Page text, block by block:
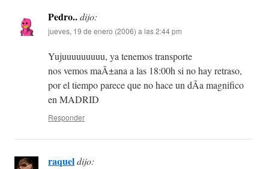
Pedro..dijo:
jueves, 19 de enero (2006) a las 2:44 pm
Yujuuuuuuuuu, ya tenemos transporte
nos vemos maÃ±ana a las 18:00h si no hay retraso,
por el tiempo parece que no hace un dÃ­a magnifico
en MADRID
Responder
raqueldijo: